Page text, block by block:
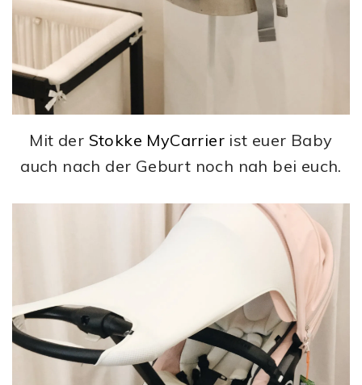
Mit der Stokke MyCarrier ist euer Baby
auch nach der Geburt noch nah bei euch.